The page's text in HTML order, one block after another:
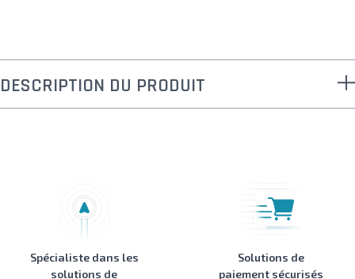
DESCRIPTION DU PRODUIT
Spécialiste dans les
solutions de
Solutions de
paiement sécurisés